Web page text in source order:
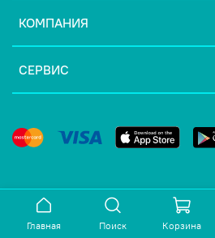
КОМПАНИЯ
СЕРВИС
Главная Поиск Корзина